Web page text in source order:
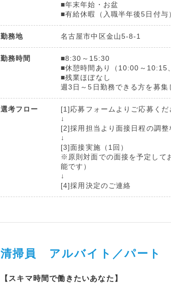
■年末年始・お盆
■有給休暇（入職半年後5日付与
勤務地 名古屋市中区金山5-8-1
勤務時間
■8:30～15:30
■休憩時間あり（10:00～10:15
■残業ほぼなし
週3日～5日勤務できる方を募集
選考フロー
[1]応募フォームよりご応募くだ
↓
[2]採用担当より面接日程の調
↓
[3]面接実施（1回）
※原則対面での面接を予定して
能です）
↓
[4]採用決定のご連絡
清掃員 アルバイト／パート
【スキマ時間で働きたいあなた】